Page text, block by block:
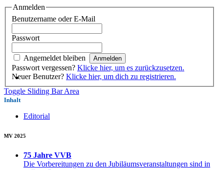
Anmelden
Benutzername oder E-Mail
Passwort
Angemeldet bleiben
Passwort vergessen? Klicke hier, um es zurückzusetzen.
Neuer Benutzer? Klicke hier, um dich zu registrieren.
Toggle Sliding Bar Area
Inhalt
Editorial
MV 2025
75 Jahre VVB
Die Vorbereitungen zu den Jubiläumsveranstaltungen sind in